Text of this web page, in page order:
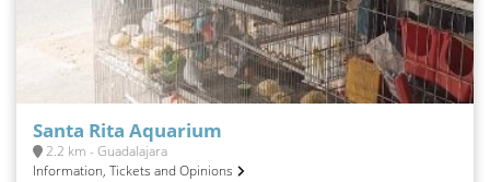
Santa Rita Aquarium
2.2 km - Guadalajara
Information, Tickets and Opinions